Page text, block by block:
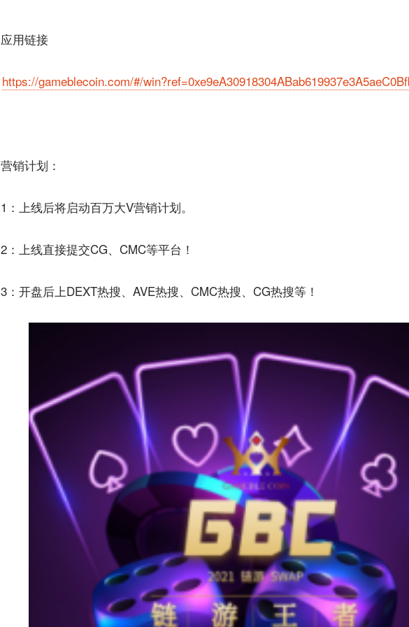
应用链接
https://gameblecoin.com/#/
营销计划：
1：上线后将启动百万大V营销计划。
2：上线直接提交CG、CMC等平台！
3：开盘后上DEXT热搜、AVE热搜、CMC热搜、CG热搜等！